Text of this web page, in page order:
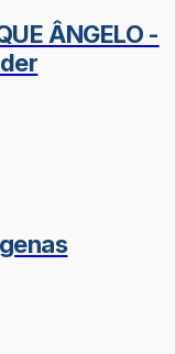
ÂNGELO -